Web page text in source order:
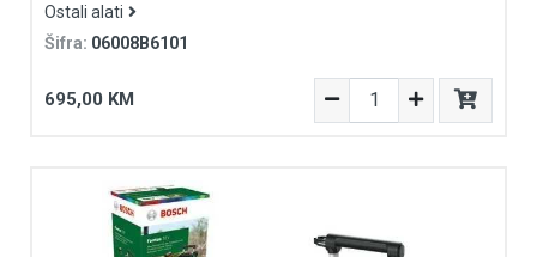
Ostali alati
Šifra: 06008B6101
695,00 KM